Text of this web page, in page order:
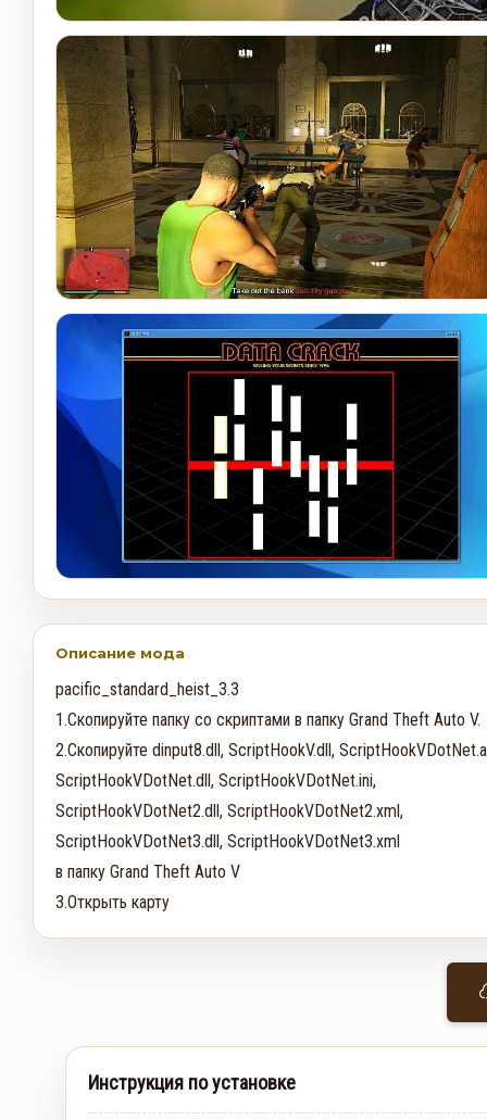
Описание мода
pacific_standard_heist_3.3
1.Скопируйте папку со скриптами в папку Grand Theft Auto V.
2.Скопируйте dinput8.dll, ScriptHookV.dll,
ScriptHookVDotNet.dll, ScriptHookVDotNet.ini,
ScriptHookVDotNet2.dll, ScriptHookVDotNet2.xml,
ScriptHookVDotNet3.dll, ScriptHookVDotNet3.xml
в папку Grand Theft Auto V
3.Открыть карту
Инструкция по установке